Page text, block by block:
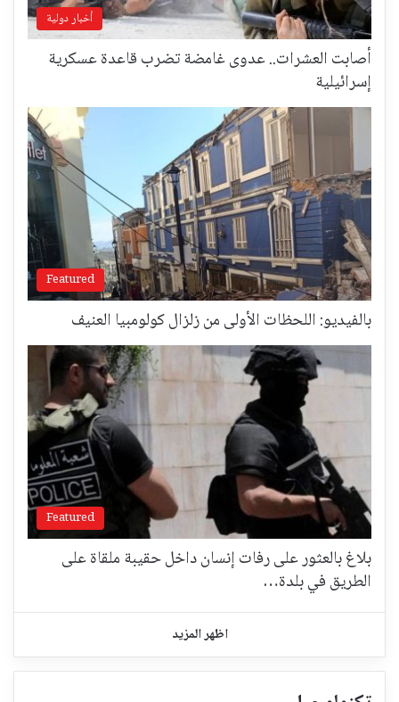
أخبار دولية
أصابت العشرات.. عدوى غامضة تضرب قاعدة عسكرية
إسرائيلية
Featured
بالفيديو: اللحظات الأولى من زلزال كولومبيا العنيف
Featured
بلاغ بالعثور على رفات إنسان داخل حقيبة ملقاة على
الطريق في بلدة…
اظهر المزيد